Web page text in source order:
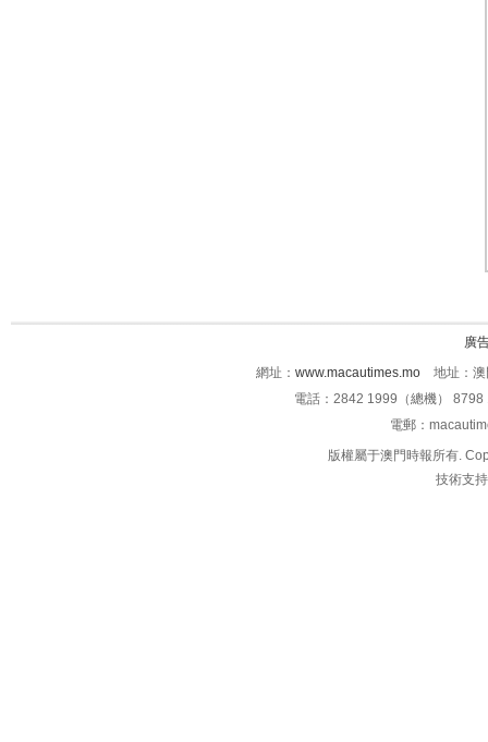
廣
網址： www.macautimes.mo 地址：澳
電話：2842 1999（總機）
電郵：
版權屬于澳門時報所有.
技術支